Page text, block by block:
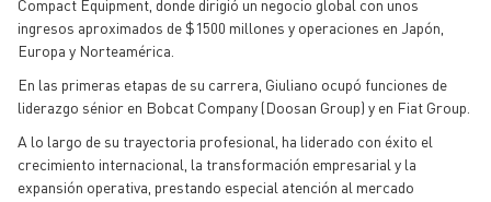
Compact Equipment, donde dirigió un negocio global con unos
ingresos aproximados de $1500 millones y operaciones en Japón,
Europa y Norteamérica.
En las primeras etapas de su carrera, Giuliano ocupó funciones de
liderazgo sénior en Bobcat Company (Doosan Group) y en Fiat Group.
A lo largo de su trayectoria profesional, ha liderado con éxito el
crecimiento internacional, la transformación empresarial y la
expansión operativa, prestando especial atención al mercado